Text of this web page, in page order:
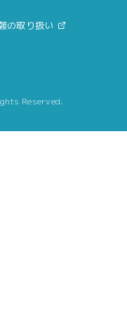
の取り扱い
Reserved.